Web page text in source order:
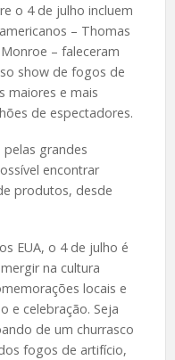
o 4 de julho incluem
– Thomas
– faleceram
show de fogos de
maiores e mais
de espectadores.
grandes
encontrar
produtos, desde
EUA, o 4 de julho é
na cultura
locais e
e celebração. Seja
de um churrasco
fogos de artifício,